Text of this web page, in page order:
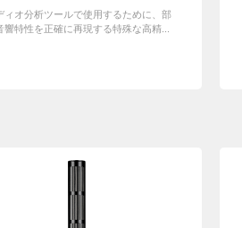
ィオ分析ツールで使用するために、部
響特性を正確に再現する特殊な高精...